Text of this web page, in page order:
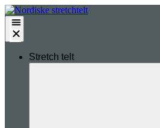
Stretch telt